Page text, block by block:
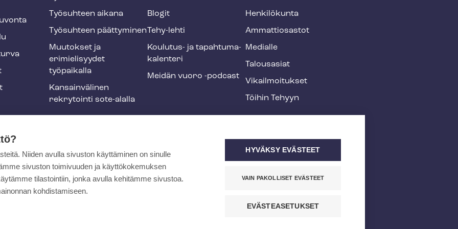
Työsuhteen aikana
Työsuhteen päättyminen
Muutokset ja
erimielisyydet
työpaikalla
Kansainvälinen
rekrytointi sote-alalla
Blogit
Tehy-lehti
Koulutus- ja ta­pah­tu­ma­
ka­len­te­ri
Meidän vuoro -podcast
Henkilökunta
Ammattiosastot
Medialle
Talousasiat
Vi­kail­moi­tuk­set
Töihin Tehyyn
Niiden avulla sivuston käyttäminen on sinulle
sivuston toimivuuden ja käyttökokemuksen
tilastointiin, jonka avulla kehitämme sivustoa.
kohdistamiseen.
HYVÄKSY EVÄSTEET
VAIN PAKOLLISET EVÄSTEET
EVÄSTEASETUKSET